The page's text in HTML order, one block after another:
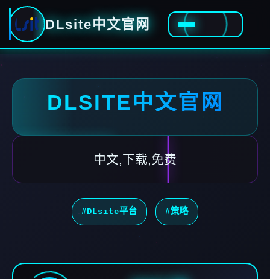
DLsite中文官网
DLSITE中文官网
中文,下载,免费
#DLsite平台 #策略